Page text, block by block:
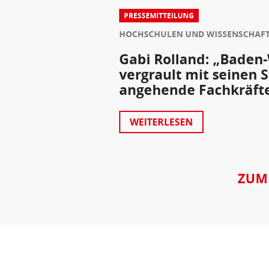
PRESSEMITTEILUNG
HOCHSCHULEN UND
Gabi Rolland:
vergrault mit seinen
angehende
WEITERLESEN